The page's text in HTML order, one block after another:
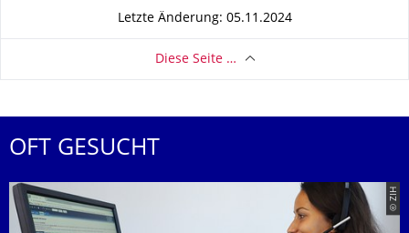
Letzte Änderung: 05.11.2024
Diese Seite …
OFT GESUCHT
© ZIH